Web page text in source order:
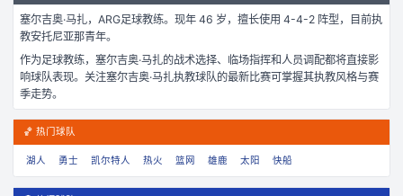
塞尔吉奥·马扎， ARG足球教练。 现年 46 岁， 擅长使用 4-4-2 阵型，
目前执
教安托尼亚那青年。
作为足球教练， 塞尔吉奥·马扎的战术选择、临场指挥和人员调配都将直接影
响球队表现。关注塞尔吉奥·马扎执教球队的最新比赛可掌握其执教风格与赛
季走势。
🏀 热门球队
湖人 勇士 凯尔特人 热火 篮网 雄鹿 太阳 快船